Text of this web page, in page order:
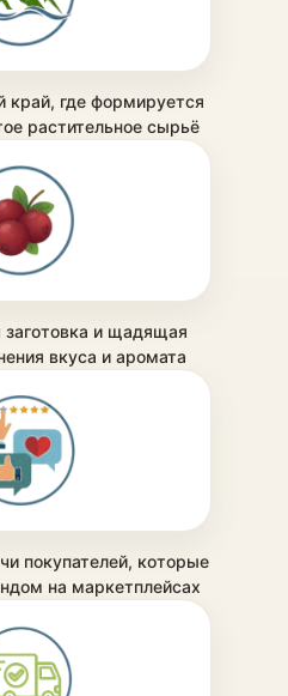
где формируется
растительное сырьё
и щадящая
вкуса и аромата
покупателей, которые
на маркетплейсах